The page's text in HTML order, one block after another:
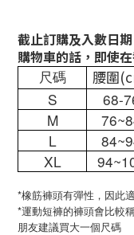
截止訂購及入數日
購物車的話，即使
尺碼 腰圍
S
68-
M
L
XL
*橡筋褲頭有彈性，因此
*運動短褲的褲頭會比較
朋友建議買大一個尺碼